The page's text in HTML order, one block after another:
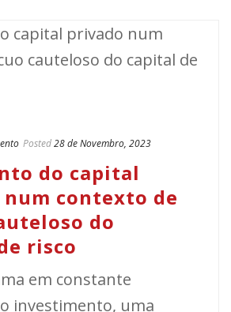
Posted28 de Novembro, 2023
do capital
contexto de
do
risco
em constante
investimento, uma